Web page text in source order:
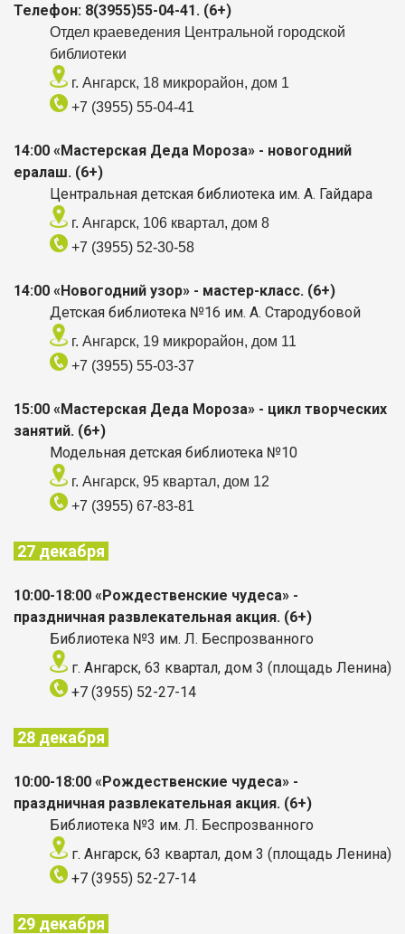
Телефон: 8(3955)55-04-41. (6+)
Отдел краеведения Центральной городской
библиотеки
г. Ангарск, 18 микрорайон, дом 1
+7 (3955) 55-04-41
14:00 «Мастерская Деда Мороза» - новогодний
ералаш. (6+)
Центральная детская библиотека им. А. Гайдара
г. Ангарск, 106 квартал, дом 8
+7 (3955) 52-30-58
14:00 «Новогодний узор» - мастер-класс. (6+)
Детская библиотека №16 им. А. Стародубовой
г. Ангарск, 19 микрорайон, дом 11
+7 (3955) 55-03-37
15:00 «Мастерская Деда Мороза» - цикл творческих
занятий. (6+)
Модельная детская библиотека №10
г. Ангарск, 95 квартал, дом 12
+7 (3955) 67-83-81
27 декабря
10:00-18:00 «Рождественские чудеса» -
праздничная развлекательная акция. (6+)
Библиотека №3 им. Л. Беспрозванного
г. Ангарск, 63 квартал, дом 3 (площадь Ленина)
+7 (3955) 52-27-14
28 декабря
10:00-18:00 «Рождественские чудеса» -
праздничная развлекательная акция. (6+)
Библиотека №3 им. Л. Беспрозванного
г. Ангарск, 63 квартал, дом 3 (площадь Ленина)
+7 (3955) 52-27-14
29 декабря